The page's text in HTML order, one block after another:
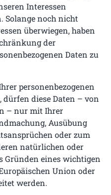
Interessen
Solange noch nicht
überwiegen, haben
der
Daten zu
personenbezogenen
diese Daten – von
– nur mit Ihrer
Ausübung
oder zum
natürlichen oder
Gründen eines wichtigen
Union oder
werden.